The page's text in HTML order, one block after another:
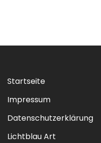
Startseite
Impressum
Datenschutzerklärung
Lichtblau Art